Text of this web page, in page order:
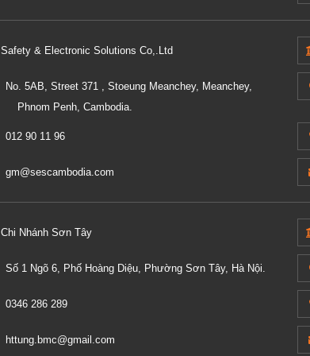
Safety & Electronic Solutions Co,.Ltd
No. 5AB, Street 371 , Stoeung Meanchey, Meanchey,
Phnom Penh, Cambodia.
012 90 11 96
gm@sescambodia.com
Chi Nhánh Sơn Tây
Số 1 Ngõ 6, Phố Hoàng Diệu, Phường Sơn Tây, Hà Nội.
0346 286 289
httung.bmc@gmail.com